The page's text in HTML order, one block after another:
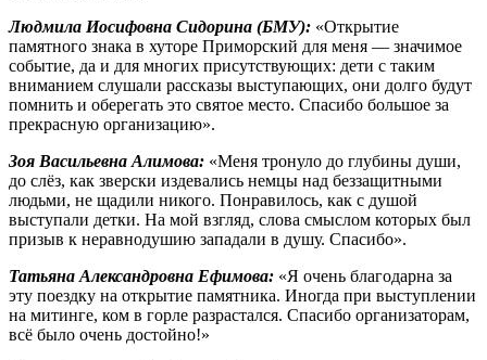
Людмила Иосифовна Сидорина (БМУ): «Открытие
памятного знака в хуторе Приморский для меня — значимое
событие, да и для многих присутствующих: дети с таким
вниманием слушали рассказы выступающих, они долго будут
помнить и оберегать это святое место. Спасибо большое за
прекрасную организацию».
Зоя Васильевна Алимова: «Меня тронуло до глубины души,
до слёз, как зверски издевались немцы над беззащитными
людьми, не щадили никого. Понравилось, как с душой
выступали детки. На мой взгляд, слова смыслом которых был
призыв к неравнодушию западали в душу. Спасибо».
Татьяна Александровна Ефимова: «Я очень благодарна за
эту поездку на открытие памятника. Иногда при выступлении
на митинге, ком в горле разрастался. Спасибо организаторам,
всё было очень достойно!»